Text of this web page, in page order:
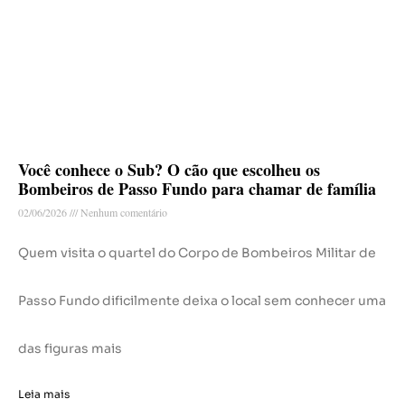
Você conhece o Sub? O cão que escolheu os
Bombeiros de Passo Fundo para chamar de família
02/06/2026 Nenhum comentário
Quem visita o quartel do Corpo de Bombeiros Militar de
Passo Fundo dificilmente deixa o local sem conhecer uma
das figuras mais
Leia mais